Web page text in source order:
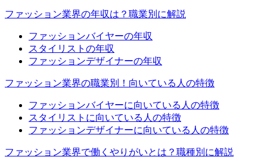
ファッション業界の年収は？職業別に解説
ファッションバイヤーの年収
スタイリストの年収
ファッションデザイナーの年収
ファッション業界の職業別！向いている人の特徴
ファッションバイヤーに向いている人の特徴
スタイリストに向いている人の特徴
ファッションデザイナーに向いている人の特徴
ファッション業界で働くやりがいとは？職種別に解説